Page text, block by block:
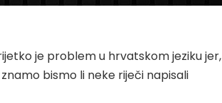
je problem u hrvatskom jeziku jer,
bismo li neke riječi napisali